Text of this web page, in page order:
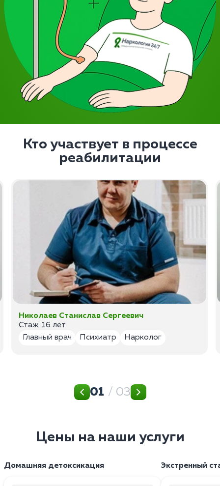
Кто участвует в процессе
реабилитации
Николаев Станислав Сергеевич
Стаж: 16 лет
Главный врач
Психиатр Нарколог
01 / 03
Цены на наши услуги
Домашняя детоксикация Экстренный